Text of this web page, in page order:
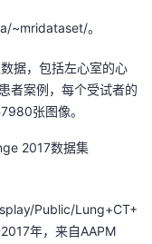
。
据，包括左心室的心
者案例，每个受试者的
张图像。
2017数据集
Public/Lung+CT+
年，来自AAPM